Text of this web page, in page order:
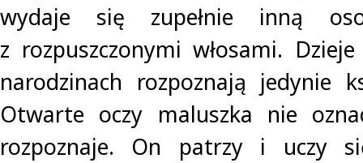
wydaje się zupełnie inną
z rozpuszczonymi włosami.
narodzinach rozpoznają jedynie
Otwarte oczy maluszka nie
rozpoznaje. On patrzy i uczy